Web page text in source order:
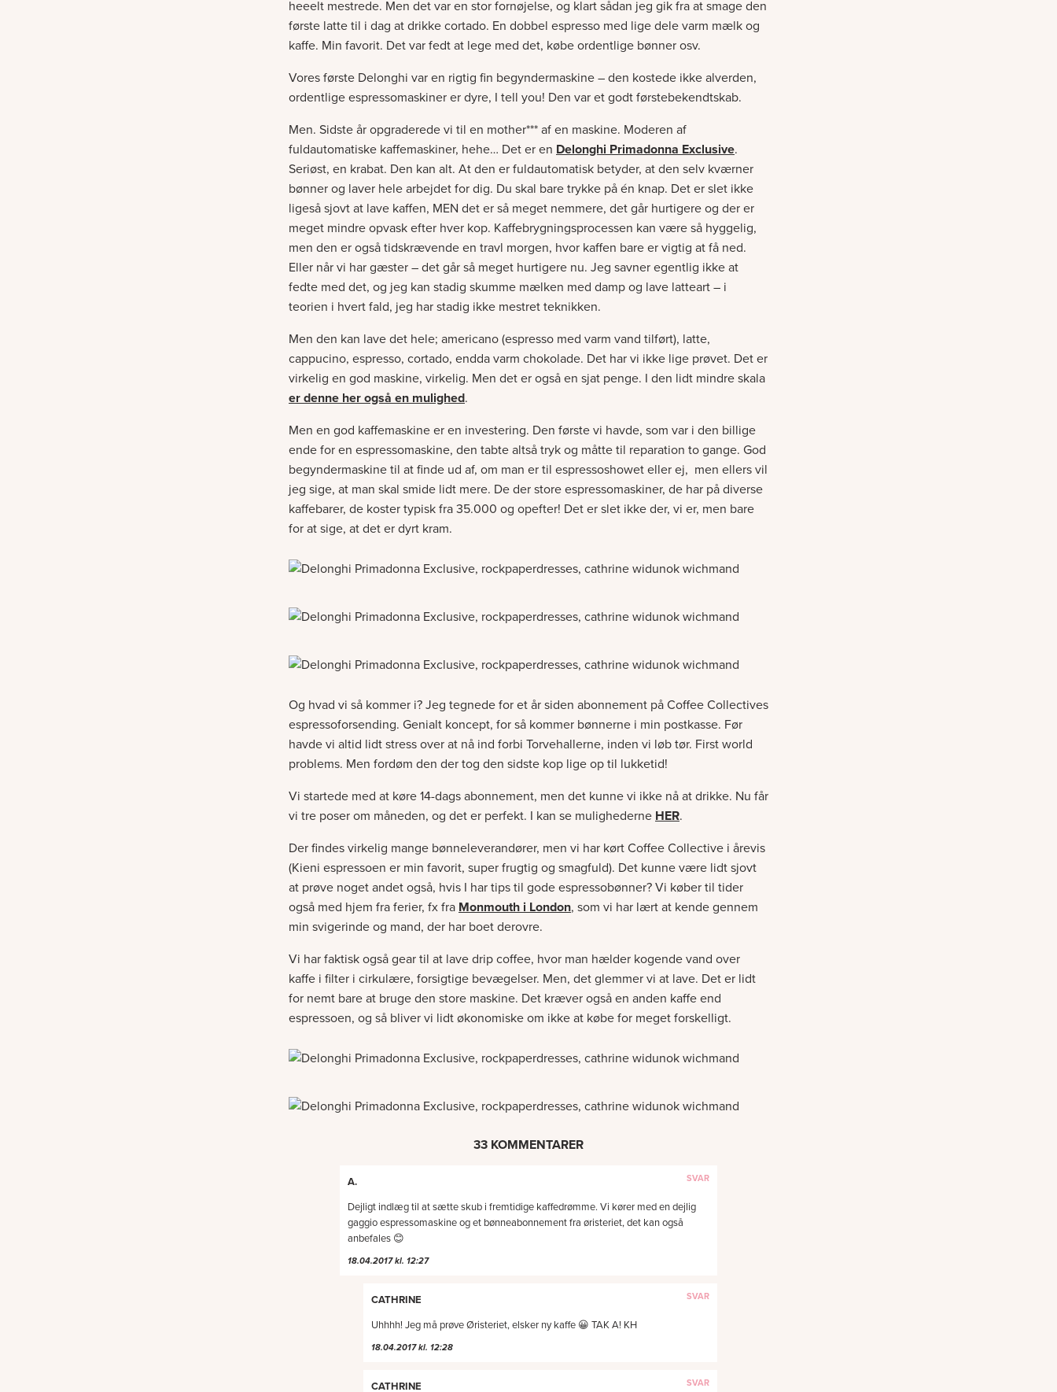
heeelt mestrede. Men det var en stor fornøjelse, og klart sådan jeg gik fra at smage den
første latte til i dag at drikke cortado. En dobbel espresso med lige dele varm mælk og
kaffe. Min favorit. Det var fedt at lege med det, købe ordentlige bønner osv.
Vores første Delonghi var en rigtig fin begyndermaskine – den kostede ikke alverden,
ordentlige espressomaskiner er dyre, I tell you! Den var et godt førstebekendtskab.
Men. Sidste år opgraderede vi til en mother*** af en maskine. Moderen af
fuldautomatiske kaffemaskiner, hehe… Det er en Delonghi Primadonna Exclusive.
Seriøst, en krabat. Den kan alt. At den er fuldautomatisk betyder, at den selv kværner
bønner og laver hele arbejdet for dig. Du skal bare trykke på én knap. Det er slet ikke
ligeså sjovt at lave kaffen, MEN det er så meget nemmere, det går hurtigere og der er
meget mindre opvask efter hver kop. Kaffebrygningsprocessen kan være så hyggelig,
men den er også tidskrævende en travl morgen, hvor kaffen bare er vigtig at få ned.
Eller når vi har gæster – det går så meget hurtigere nu. Jeg savner egentlig ikke at
fedte med det, og jeg kan stadig skumme mælken med damp og lave latteart – i
teorien i hvert fald, jeg har stadig ikke mestret teknikken.
Men den kan lave det hele; americano (espresso med varm vand tilført), latte,
cappucino, espresso, cortado, endda varm chokolade. Det har vi ikke lige prøvet. Det er
virkelig en god maskine, virkelig. Men det er også en sjat penge. I den lidt mindre skala
er denne her også en mulighed.
Men en god kaffemaskine er en investering. Den første vi havde, som var i den billige
ende for en espressomaskine, den tabte altså tryk og måtte til reparation to gange. God
begyndermaskine til at finde ud af, om man er til espressoshowet eller ej, men ellers vil
jeg sige, at man skal smide lidt mere. De der store espressomaskiner, de har på diverse
kaffebarer, de koster typisk fra 35.000 og opefter! Det er slet ikke der, vi er, men bare
for at sige, at det er dyrt kram.
Og hvad vi så kommer i? Jeg tegnede for et år siden abonnement på Coffee Collectives
espressoforsending. Genialt koncept, for så kommer bønnerne i min postkasse. Før
havde vi altid lidt stress over at nå ind forbi Torvehallerne, inden vi løb tør. First world
problems. Men fordøm den der tog den sidste kop lige op til lukketid!
Vi startede med at køre 14-dags abonnement, men det kunne vi ikke nå at drikke. Nu får
vi tre poser om måneden, og det er perfekt. I kan se mulighederne HER.
Der findes virkelig mange bønneleverandører, men vi har kørt Coffee Collective i årevis
(Kieni espressoen er min favorit, super frugtig og smagfuld). Det kunne være lidt sjovt
at prøve noget andet også, hvis I har tips til gode espressobønner? Vi køber til tider
også med hjem fra ferier, fx fra Monmouth i London, som vi har lært at kende gennem
min svigerinde og mand, der har boet derovre.
Vi har faktisk også gear til at lave drip coffee, hvor man hælder kogende vand over
kaffe i filter i cirkulære, forsigtige bevægelser. Men, det glemmer vi at lave. Det er lidt
for nemt bare at bruge den store maskine. Det kræver også en anden kaffe end
espressoen, og så bliver vi lidt økonomiske om ikke at købe for meget forskelligt.
33 KOMMENTARER
A.
18.04.2017 kl. 12:27
Dejligt indlæg til at sætte skub i fremtidige kaffedrømme. Vi kører med en dejlig
gaggio espressomaskine og et bønneabonnement fra øristeriet, det kan også
anbefales 😊
CATHRINE
18.04.2017 kl. 12:28
Uhhhh! Jeg må prøve Øristeriet, elsker ny kaffe 😀 TAK A! KH
CATHRINE